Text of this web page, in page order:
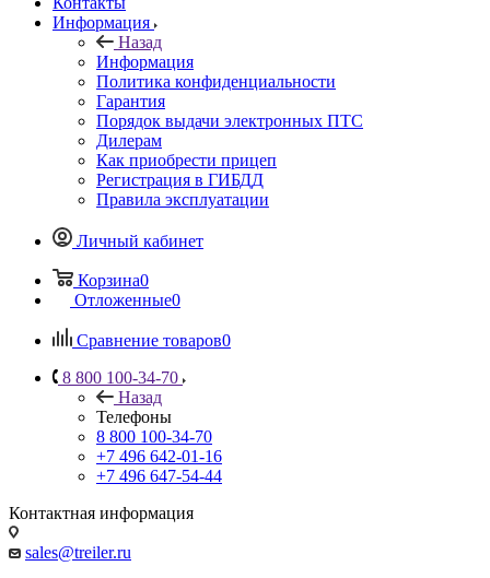
Информация
Назад
Информация
Политика конфиденциальности
Гарантия
Порядок выдачи электронных ПТС
Дилерам
Как приобрести прицеп
Регистрация в ГИБДД
Правила эксплуатации
Личный кабинет
Корзина0
Отложенные0
Сравнение товаров0
8 800 100-34-70
Назад
Телефоны
8 800 100-34-70
+7 496 642-01-16
+7 496 647-54-44
Контактная информация
sales@treiler.ru